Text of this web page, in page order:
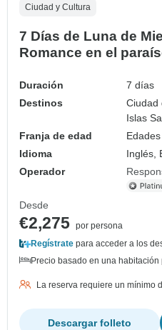
Ciudad y Cultura
7 Días de Luna de
Romance en el
Duración
7 días
Destinos
Ciudad
Islas
Franja de edad
Idioma
Inglés,
Operador
Desde
€2,275 por persona
Regístrate para acceder a los
Precio basado en una habitación
La reserva requiere un mínimo
Descargar folleto